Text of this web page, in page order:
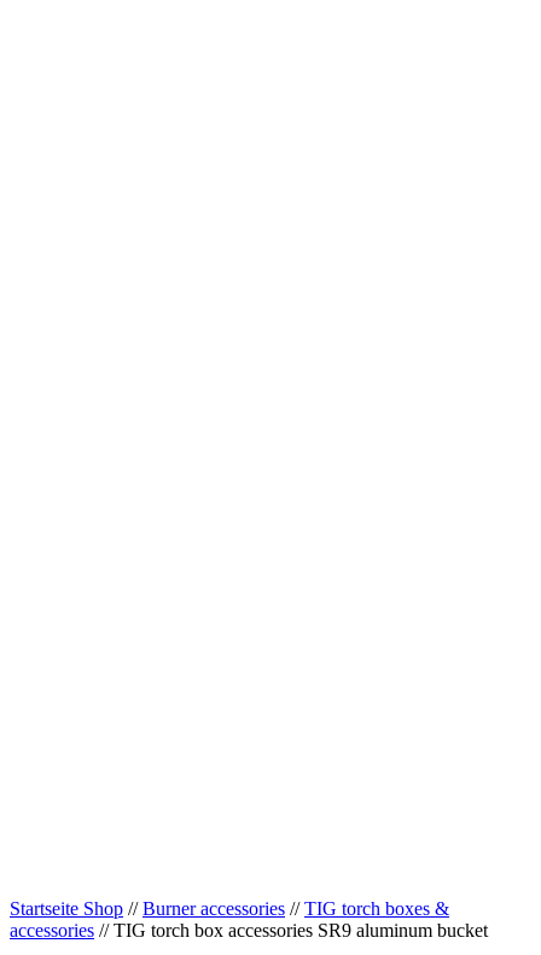
Startseite Shop //Burner accessories //TIG torch boxes &
accessories // TIG torch box accessories SR9 aluminum bucket